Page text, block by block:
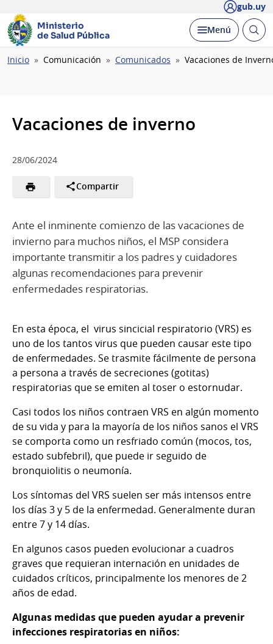
gub.uy
Ministerio
de Salud Pública
Desplegar
Menú Abrir
Ruta
Inicio Comunicación Comunicados Vacaciones de
Vacaciones de inverno
28/06/2024
Compartir
Ante el inminente comienzo de las vacaciones de
invierno para muchos niños, el MSP considera
importante transmitir a los padres y cuidadores
algunas recomendaciones para prevenir
enfermedades respiratorias.
En esta época, el virus sincicial respiratorio (VRS) es
uno de los tantos virus que pueden causar este tipo
de enfermedades. Se trasmite fácilmente de persona
a persona a través de secreciones (gotitas)
respiratorias que se emiten al toser o estornudar.
Casi todos los niños contraen VRS en algún momento
de su vida y para la mayoría de los niños sanos el VRS
se comporta como un resfriado común (mocos, tos,
estado subfebril), que puede ir seguido de
bronquiolitis o neumonía.
Los síntomas del VRS suelen ser más intensos entre
los días 3 y 5 de la enfermedad. Generalmente duran
entre 7 y 14 días.
En algunos casos pueden evolucionar a cuadros
graves que requieran internación en unidades de
cuidados críticos, principalmente los menores de 2
años de edad.
Algunas medidas que pueden ayudar a prevenir
infecciones respiratorias en niños: